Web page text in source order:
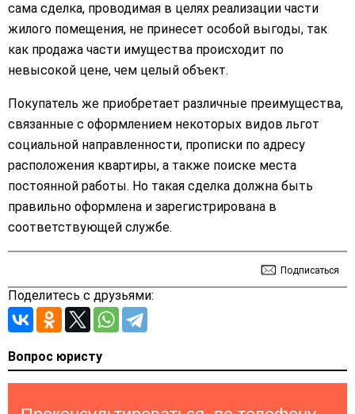
сама сделка, проводимая в целях реализации части
жилого помещения, не принесет особой выгоды, так
как продажа части имущества происходит по
невысокой цене, чем целый объект.
Покупатель же приобретает различные преимущества,
связанные с оформлением некоторых видов льгот
социальной направленности, прописки по адресу
расположения квартиры, а также поиске места
постоянной работы. Но такая сделка должна быть
правильно оформлена и зарегистрирована в
соответствующей службе.
Подписаться
Поделитесь с друзьями:
Вопрос юристу